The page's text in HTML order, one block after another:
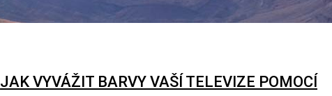
JAK VYVÁŽIT BARVY VAŠÍ TELEVIZE POMOCÍ